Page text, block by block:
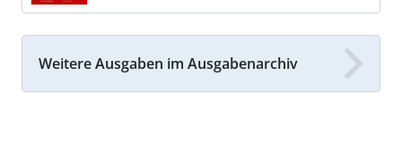
Weitere Ausgaben im Ausgabenarchiv